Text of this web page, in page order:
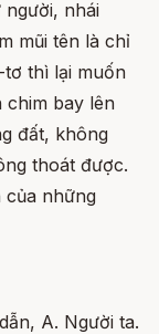
nhái
mũi tên là chỉ
tơ thì lại muốn
chim bay lên
đất, không
thoát được.
của những
A. Người ta.